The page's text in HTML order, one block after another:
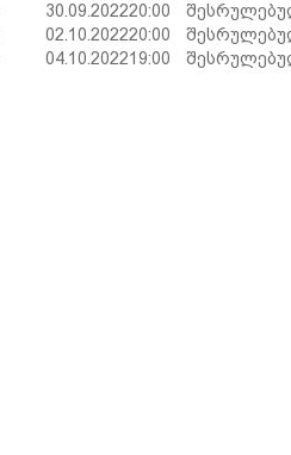
30.09.202220:00
02.10.202220:00
04.10.202219:00